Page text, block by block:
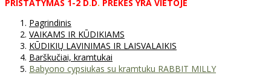
PRISTATYMAS 1-2 D. D. PREKĖS YRA VIETOJE
Pagrindinis
VAIKAMS IR KŪDIKIAMS
KŪDIKIŲ LAVINIMAS IR LAISVALAIKIS
Barškučiai, kramtukai
Babyono cypsiukas su kramtuku RABBIT MILLY